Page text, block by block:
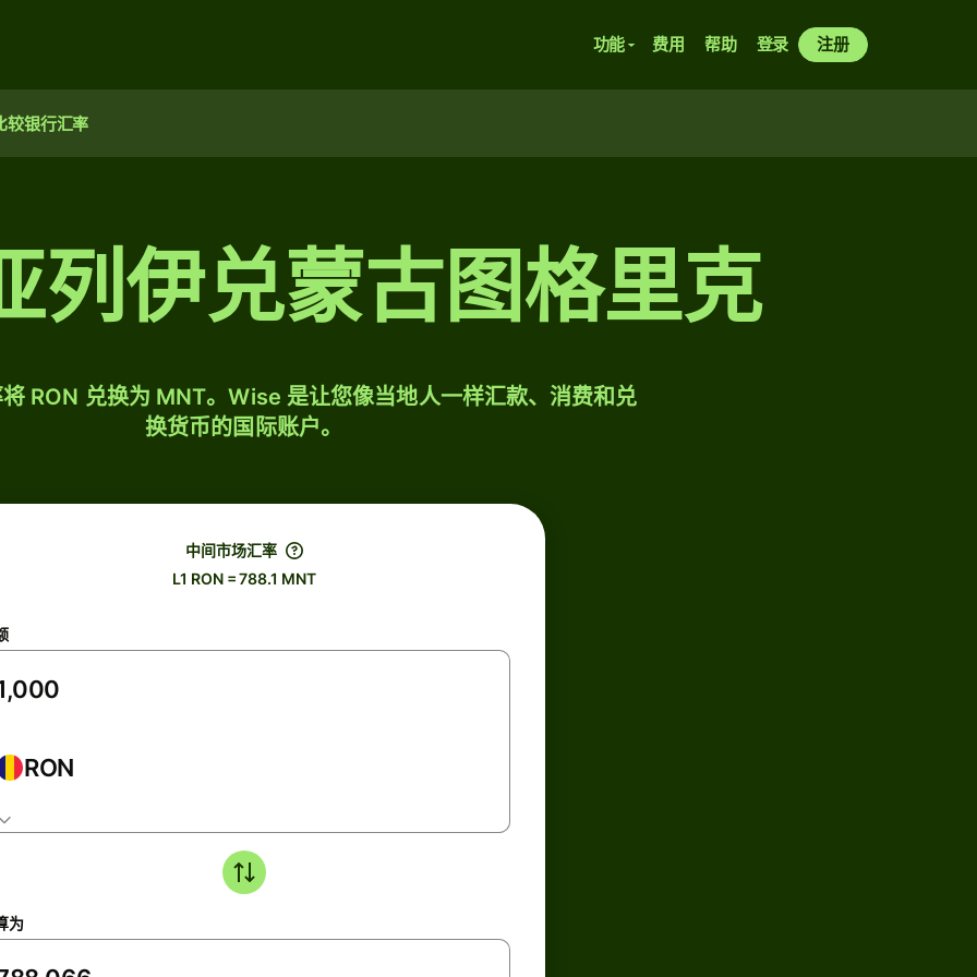
功能 费用 帮助 登录 注册
较银行汇率
列伊兑蒙古图格里克
RON 兑换为 MNT。Wise 是让您像当地人一样汇款、消费和兑
换货币的国际账户。
中间市场汇率
L1 RON = 788.1 MNT
RON
为